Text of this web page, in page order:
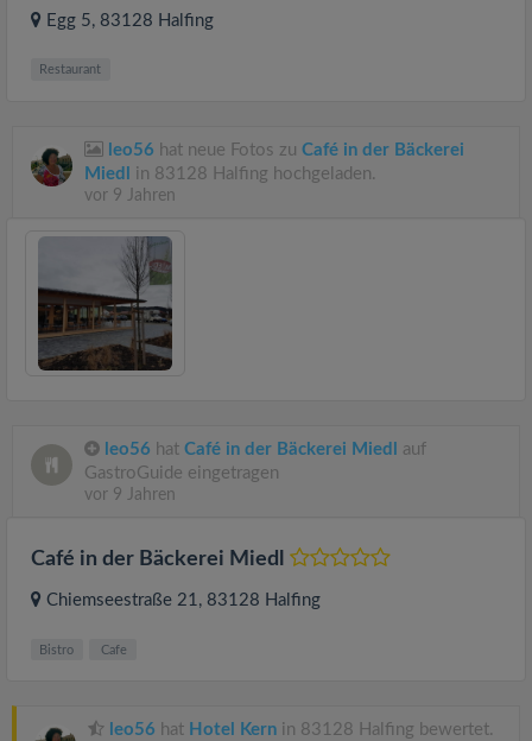
Egg 5, 83128 Halfing
Restaurant
leo56 hat neue Fotos zu Café in der Bäckerei
Miedl
in 83128 Halfing hochgeladen.
vor 9 Jahren
leo56 hat Café in der Bäckerei Miedl
auf
GastroGuide eingetragen
vor 9 Jahren
Café in der Bäckerei Miedl
Chiemseestraße 21, 83128 Halfing
Bistro Cafe
leo56 hat Hotel Kern in 83128 Halfing bewertet.